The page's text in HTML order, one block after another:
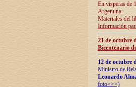
En vísperas de
Argentina:
Materiales del
Información
21 de octubre
Bicentenario
12 de octubre
Ministro de
Leonardo
foto>>>)